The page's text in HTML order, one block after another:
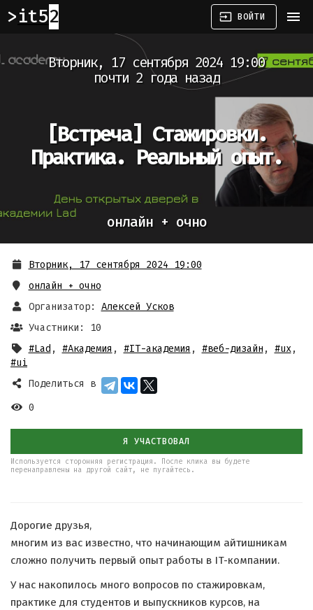
it52 input ВОЙТИ menu
Вторник, 17 сентября 2024 19:00
почти 2 года назад
[Встреча]
Стажировки.
Практика. Реальный опыт.
онлайн + очно
Вторник, 17 сентября 2024 19:00
онлайн + очно
Организатор:
Алексей Усков
Участники: 10
#Lad , #Академия , #IT-академия , #веб-дизайн , #ux,
#ui
Поделиться в
0
Я УЧАСТВОВАЛ
Используется сторонняя регистрация. После клика вы будете
перенаправлены на другой сайт, не пугайтесь.
Дорогие друзья,
многим из вас известно, что начинающим айтишникам
сложно получить первый опыт работы в IT-компании.
У нас накопилось много вопросов по стажировкам,
практике для студентов и выпускников курсов, на